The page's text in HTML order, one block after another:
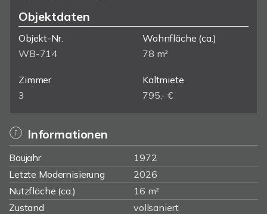
Objektdaten
Objekt-Nr.
WB-714
Wohnfläche (ca.)
78 m²
Zimmer
3
Kaltmiete
795,- €
Informationen
Baujahr
1972
Letzte Modernisierung
2026
Nutzfläche (ca.)
16 m²
Zustand
vollsaniert